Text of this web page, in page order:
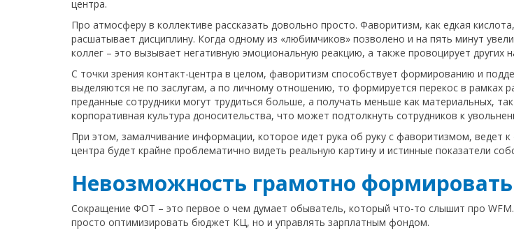
центра.
Про атмосферу в коллективе рассказать довольно просто. Фаворитизм, как едкая
расшатывает дисциплину. Когда одному из «любимчиков» позволено и на пять минут
коллег – это вызывает негативную эмоциональную реакцию, а также провоцирует других
С точки зрения контакт-центра в целом, фаворитизм способствует формированию и
выделяются не по заслугам, а по личному отношению, то формируется перекос в рамках
преданные сотрудники могут трудиться больше, а получать меньше как материальных,
корпоративная культура доносительства, что может подтолкнуть сотрудников к
При этом, замалчивание информации, которое идет рука об руку с фаворитизмом, ведет
центра будет крайне проблематично видеть реальную картину и истинные показатели
Невозможность грамотно
Сокращение ФОТ – это первое о чем думает обыватель, который что-то слышит про
просто оптимизировать бюджет КЦ, но и управлять зарплатным фондом.